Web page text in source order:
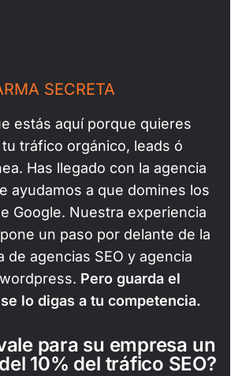
SECRETA
estás aquí porque quieres
tráfico orgánico, leads ó
Has llegado con la agencia
ayudamos a que domines los
Google. Nuestra experiencia
un paso por delante de la
de agencias SEO y agencia
Pero guarda el
lo digas a tu competencia.
para su empresa un
10% del tráfico SEO?